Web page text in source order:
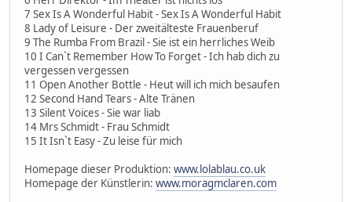
7 Sex Is A Wonderful Habit - Sex Is A Wonderful Habit
8 Lady of Leisure - Der zweitälteste Frauenberuf
9 The Rumba From Brazil - Sie ist ein herrliches Weib
10 I Can`t Remember How To Forget - Ich hab dich zu
vergessen vergessen
11 Open Another Bottle - Heut will ich mich besaufen
12 Second Hand Tears - Alte Tränen
13 Silent Voices - Sie war liab
14 Mrs Schmidt - Frau Schmidt
15 It Isn`t Easy - Zu leise für mich
Homepage dieser Produktion: www.lolablau.co.uk
Homepage der Künstlerin: www.moragmclaren.com